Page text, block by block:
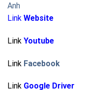
Anh
Link Website
Link Youtube
Link Facebook
Link Google Driver